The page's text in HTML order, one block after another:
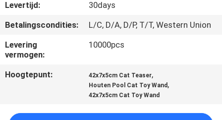
VERZOEK
OM
EEN
CITAAT
Levertijd:
30days
Betalingscondities:
L/C, D/A, D/P, T/T, Western Union
Levering
vermogen:
10000pcs
Hoogtepunt: 42x7x5cm Cat Teaser,
Houten Pool Cat Toy Wand ,
42x7x5cm Cat Toy Wand